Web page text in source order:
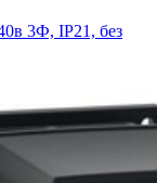
3Ф, IP21, без